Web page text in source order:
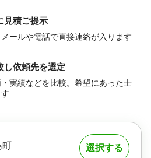
見積ご提示
ールや電話で直接連絡が入ります
し依頼先を選定
実績などを比較。希望にあった士
町 選択する